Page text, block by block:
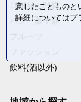
日用品・雑貨
パン・菓子類
飲料(酒以外)
意したことものと
詳細についてはプ